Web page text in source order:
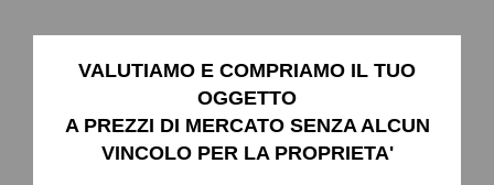
VALUTIAMO E COMPRIAMO IL TUO
OGGETTO
A PREZZI DI MERCATO SENZA ALCUN
VINCOLO PER LA PROPRIETA'